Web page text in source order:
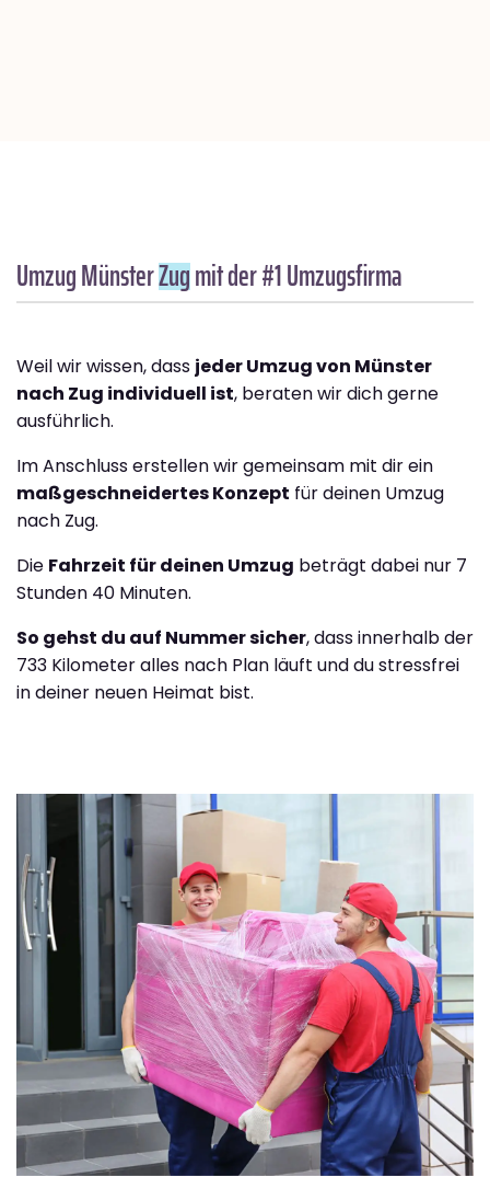
Umzug MünsterZugmit der #1 Umzugsfirma
Weil wir wissen, dass jeder Umzug von Münster
nach Zug individuell ist, beraten wir dich gerne
ausführlich.
Im Anschluss erstellen wir gemeinsam mit dir ein
maßgeschneidertes Konzept für deinen Umzug
nach Zug.
Die Fahrzeit für deinen Umzug beträgt dabei nur 7
Stunden 40 Minuten.
So gehst du auf Nummer sicher, dass innerhalb der
733 Kilometer alles nach Plan läuft und du stressfrei
in deiner neuen Heimat bist.